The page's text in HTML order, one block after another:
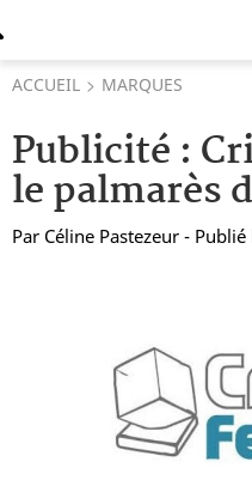
ACCUEIL MARQUES
Publicité :
le palmarès
Par Céline Pastezeur - Publié